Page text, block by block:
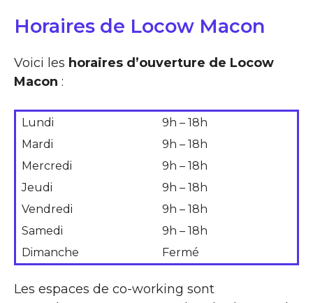
Horaires de Locow Macon
Voici les horaires d’ouverture de Locow
Macon :
Lundi
9h – 18h
Mardi
9h – 18h
Mercredi
9h – 18h
Jeudi
9h – 18h
Vendredi
9h – 18h
Samedi
9h – 18h
Dimanche
Fermé
Les espaces de co-working sont